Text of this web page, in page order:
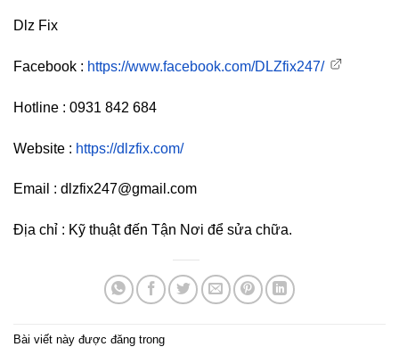
Dlz Fix
Facebook : https://www.facebook.com/DLZfix247/
Hotline : 0931 842 684
Website : https://dlzfix.com/
Email : dlzfix247@gmail.com
Địa chỉ : Kỹ thuật đến Tận Nơi để sửa chữa.
Bài viết này được đăng trong